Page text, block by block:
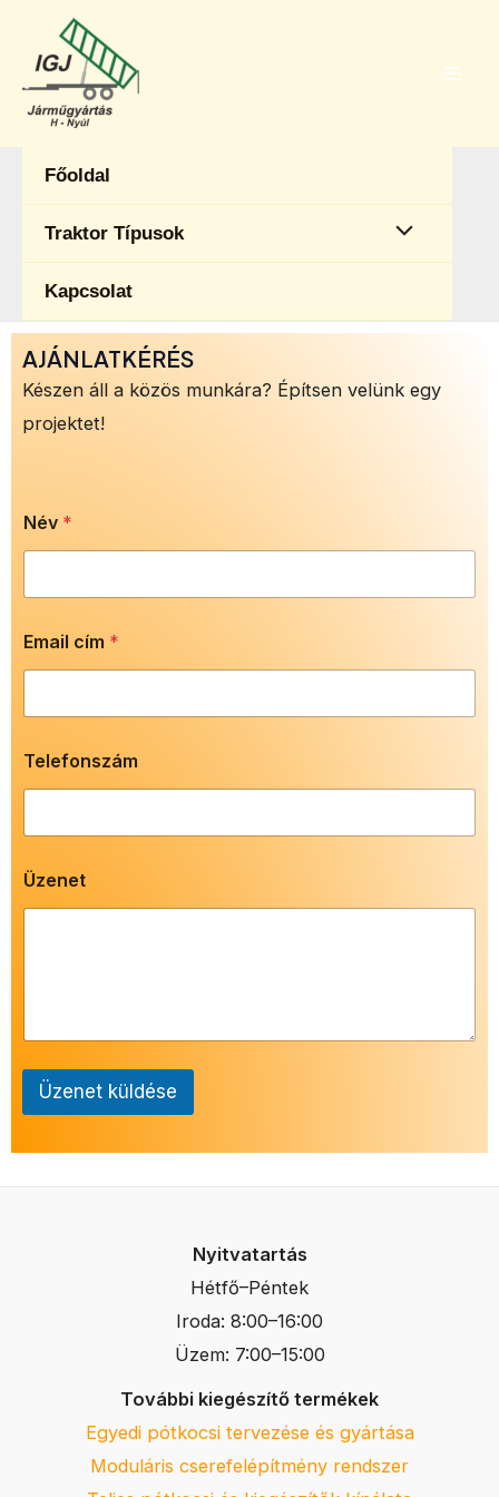
content
Főoldal
Traktor Típusok Menu
Kapcsolat
AJÁNLATKÉRÉS
Készen áll a közös munkára? Építsen velünk egy
projektet!
Név *
Email cím *
m
N
v
Telefonszám
Üzenet
Üzenet küldése
Nyitvatartás
Hétfő–Péntek
Iroda: 8:00–16:00
Üzem: 7:00–15:00
További kiegészítő termékek
Egyedi pótkocsi tervezése és gyártása
Moduláris cserefelépítmény rendszer